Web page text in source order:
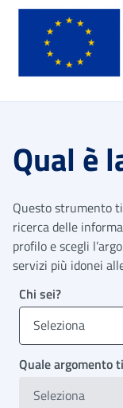
Qual è
Questo strumento
ricerca delle
profilo e scegli
servizi più idonei
Chi sei?
Seleziona
Quale argomento
Seleziona